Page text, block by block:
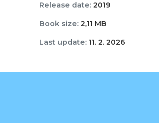
Release date:2019
Book size:2,11 MB
Last update:11. 2. 2026